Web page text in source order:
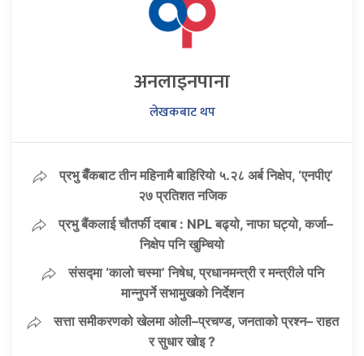
अनलाइनपाना
लेखकबाट थप
प्रभु बैँकबाट तीन महिनामै बाहिरियो ५.२८ अर्ब निक्षेप, ‘एनपीए’
२७ प्रतिशत नजिक
प्रभु बैंकलाई चौतर्फी दबाब : NPL बढ्यो, नाफा घट्यो, कर्जा–
निक्षेप पनि खुम्चियो
संसद्मा ‘कालो चस्मा’ निषेध, प्रधानमन्त्री र मन्त्रीले पनि
मान्नुपर्ने सभामुखको निर्देशन
सत्ता समीकरणको खेलमा ओली–प्रचण्ड, जनताको प्रश्न– राहत
र सुधार खोइ ?